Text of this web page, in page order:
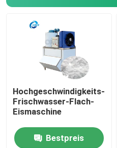
Schnelle Gefriermaschine
Industrielle Eisbrücher
Schlammeismaschine
Kühlraum-Gefrierschrank
Handelsüblicher
Hochgeschwindigkeits-
Frischwasser-Flach-
Eismaschine
Bestpreis